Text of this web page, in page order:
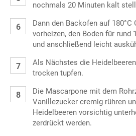
nochmals 20 Minuten kalt
Dann den Backofen auf 180°C
vorheizen, den Boden für rund
und anschließend leicht
Als Nächstes die
trocken tupfen.
Die Mascarpone mit dem
Vanillezucker cremig rühren
Heidelbeeren vorsichtig
zerdrückt werden.